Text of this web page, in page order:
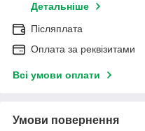
Детальніше
Післяплата
Оплата за реквізитами
Всі умови оплати
Умови повернення